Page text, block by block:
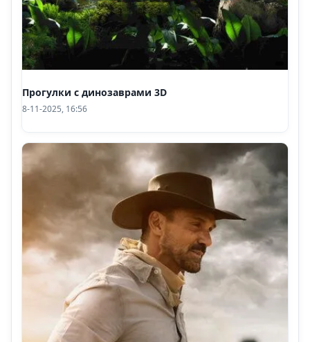
Прогулки с динозаврами 3D
8-11-2025, 16:56